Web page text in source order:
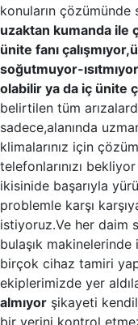
konuların çözümünde
uzaktan kumanda ile
ünite fanı
soğutmuyor-
olabilir ya da iç ünite
belirtilen tüm
sadece,alanında
klimalarınız için
telefonlarınızı
ikisinide başarıyla
problemle karşı
istiyoruz.Ve her daim
bulaşık
birçok cihaz tamiri
ekiplerimizde yer
almıyor şikayeti
bir yerini kontrol